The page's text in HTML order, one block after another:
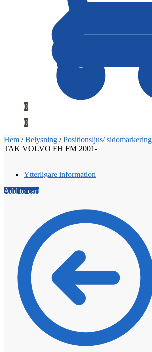
0
0
Hem /Belysning /Positionsljus/ sidomarkering
TAK VOLVO FH FM 2001-
Ytterligare information
Add to cart